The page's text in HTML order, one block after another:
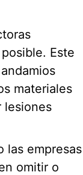
Este
materiales
lesiones
las empresas
omitir o